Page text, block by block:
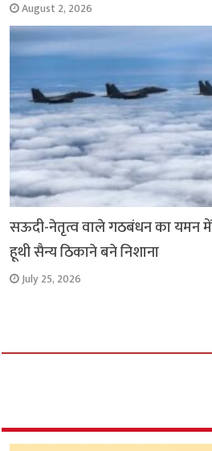
August 2, 2026
सऊदी-नेतृत्व वाले गठबंधन का यमन
हूथी सैन्य ठिकाने बने निशाना
July 25, 2026